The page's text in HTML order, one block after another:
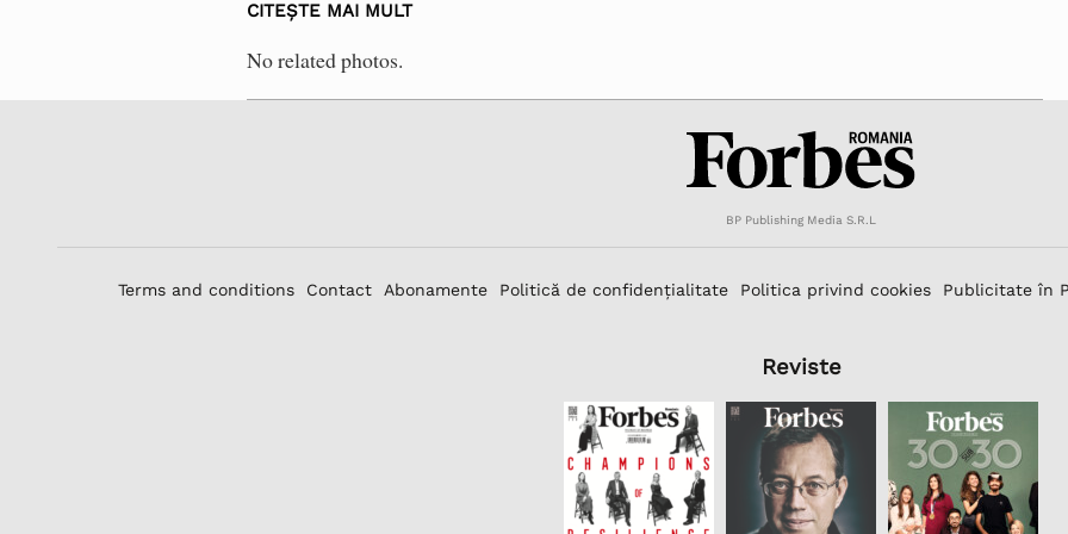
CITEȘTE MAI MULT
No related photos.
BP Publishing Media S.R.L
Terms and conditions Contact Abonamente Politică de confidențialitate Politica privind cookies Publicitate în
Reviste